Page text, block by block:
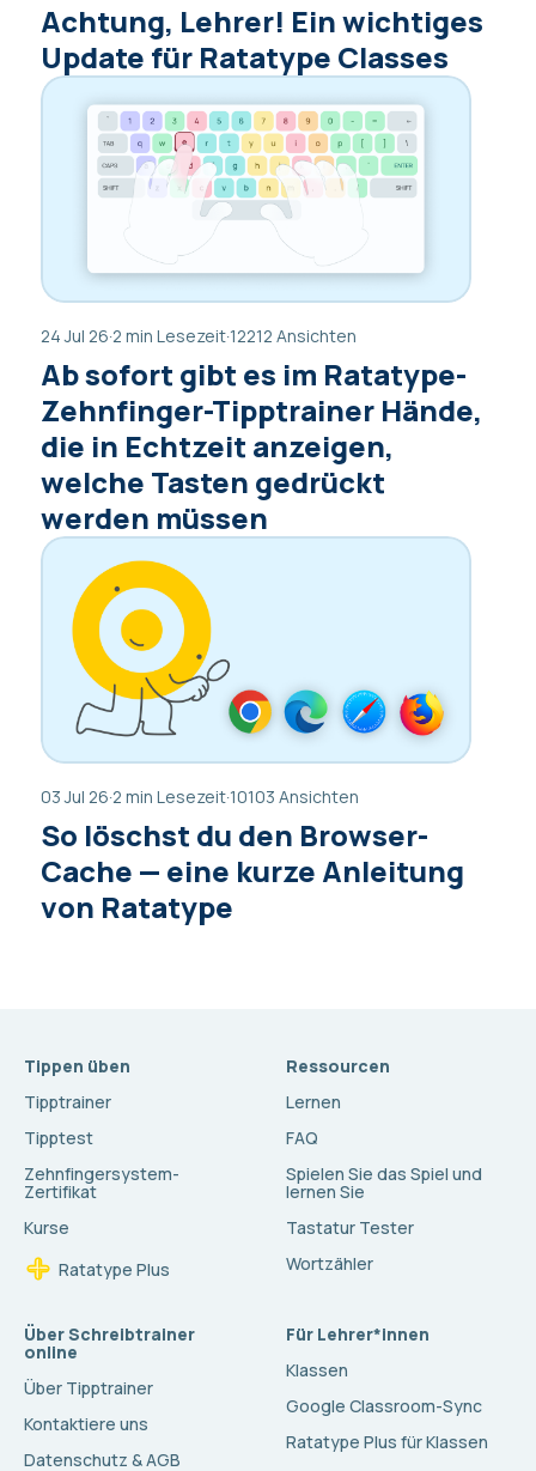
Achtung, Lehrer! Ein wichtiges
Update für Ratatype Classes
24 Jul 26·2 min Lesezeit·12212 Ansichten
Ab sofort gibt es im Ratatype-
Zehnfinger-Tipptrainer Hände,
die in Echtzeit anzeigen,
welche Tasten gedrückt
werden müssen
03 Jul 26·2 min Lesezeit·10103 Ansichten
So löschst du den Browser-
Cache — eine kurze Anleitung
von Ratatype
Tippen üben
Tipptrainer
Tipptest
Zehnfingersystem-
Zertifikat
Kurse
Ratatype Plus
Ressourcen
Lernen
FAQ
Spielen Sie das Spiel und
lernen Sie
Tastatur Tester
Wortzähler
Über Schreibtrainer
online
Über Tipptrainer
Kontaktiere uns
Datenschutz & AGB
Für Lehrer*innen
Klassen
Google Classroom-Sync
Ratatype Plus für Klassen